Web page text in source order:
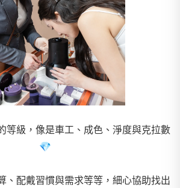
等級，像是車工、成色、淨度與克拉數
💎
、配戴習慣與需求等等，細心協助找出